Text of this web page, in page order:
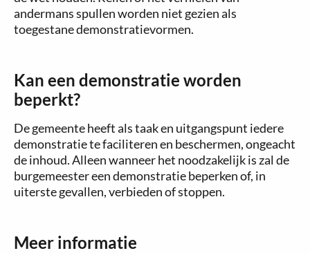
andermans spullen worden niet gezien als
toegestane demonstratievormen.
Kan een demonstratie worden
beperkt?
De gemeente heeft als taak en uitgangspunt iedere
demonstratie te faciliteren en beschermen, ongeacht
de inhoud. Alleen wanneer het noodzakelijk is zal de
burgemeester een demonstratie beperken of, in
uiterste gevallen, verbieden of stoppen.
Meer informatie